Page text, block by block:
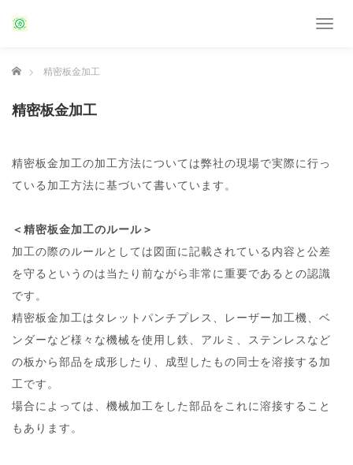
T
i
o
ホーム 精密板金加工
精密板金加工
精密板金加工の加工方法については弊社の現場で実際に行っ
ている加工方法に基づいて書いています。
＜精密板金加工のルール＞
加工の際のルールとしては図面に記載されている内容と公差
を守るというのは当たり前ながら非常に重要であるとの認識
です。
精密板金加工はタレットパンチプレス、レーザー加工機、ベ
ンダーなど様々な機械を使用し鉄、アルミ、ステンレスなど
の板から部品を成形したり、成型したもの同士を溶接する加
工です。
場合によっては、機械加工をした部品をこれに溶接すること
もあります。